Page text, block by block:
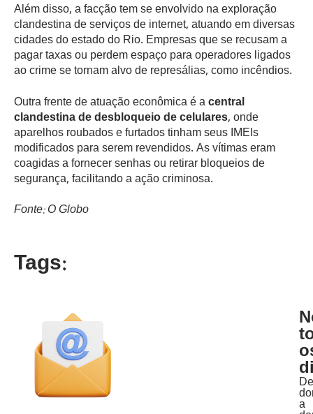
Além disso, a facção tem se envolvido na exploração
clandestina de serviços de internet, atuando em diversas
cidades do estado do Rio. Empresas que se recusam a
pagar taxas ou perdem espaço para operadores ligados
ao crime se tornam alvo de represálias, como incêndios.
Outra frente de atuação econômica é acentral
clandestina de desbloqueio de celulares, onde
aparelhos roubados e furtados tinham seus IMEIs
modificados para serem revendidos. As vítimas eram
coagidas a fornecer senhas ou retirar bloqueios de
segurança, facilitando a ação criminosa.
Fonte: O Globo
Tags:
De
a